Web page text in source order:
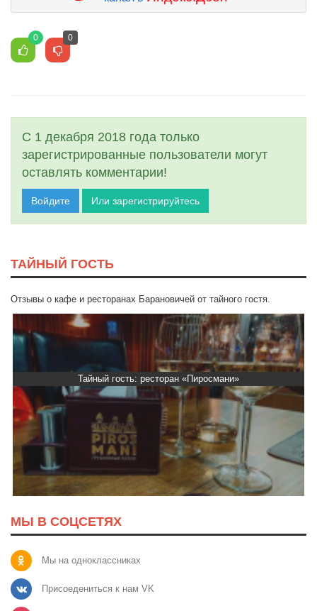
0 0
С 1 декабря 2018 года только
зарегистрированные пользователи могут
оставлять комментарии!
Войдите Или зарегистрируйтесь
ТАЙНЫЙ ГОСТЬ
Отзывы о кафе и ресторанах Барановичей от тайного гостя.
Тайный гость: ресторан «Пиросмани»
МЫ В СОЦСЕТЯХ
Мы на одноклассниках
Присоедениться к нам VK